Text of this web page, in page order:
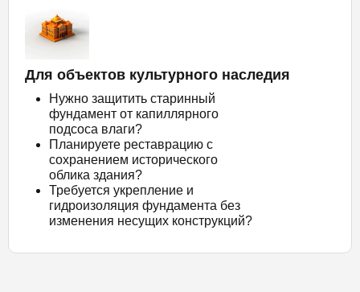
Для объектов культурного наследия
Нужно защитить старинный
фундамент от капиллярного
подсоса влаги?
Планируете реставрацию с
сохранением исторического
облика здания?
Требуется укрепление и
гидроизоляция фундамента без
изменения несущих конструкций?